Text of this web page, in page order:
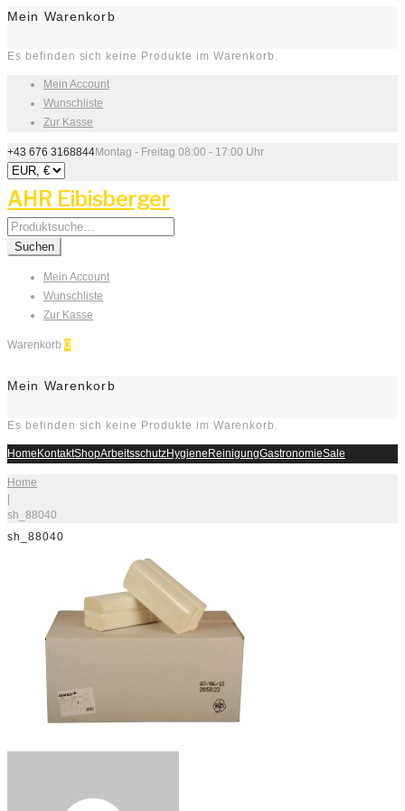
Mein Warenkorb
Es befinden sich keine Produkte im Warenkorb.
Mein Account
Wunschliste
Zur Kasse
+43 676 3168844Montag - Freitag 08:00 - 17:00 Uhr
AHR Eibisberger
Search
for:
Suchen
Mein Account
Wunschliste
Zur Kasse
Warenkorb 0
Mein Warenkorb
Es befinden sich keine Produkte im Warenkorb.
HomeKontaktShopArbeitsschutzHygieneReinigungGastronomieSale
Home
|
sh_88040
sh_88040